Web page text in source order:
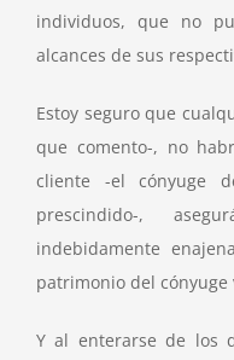
individuos, que no
alcances de sus
Estoy seguro que
que comento-, no
cliente -el cónyuge
prescindido-,
indebidamente
patrimonio del cónyuge
Y al enterarse de los